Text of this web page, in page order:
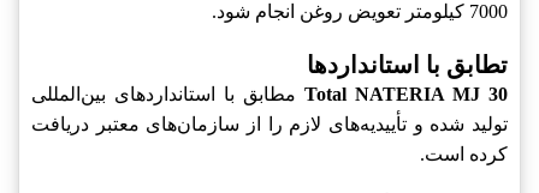
7000 کیلومتر تعویض روغن انجام شود.
تطابق با استانداردها
Total NATERIA MJ 30 مطابق با استانداردهای بین‌المللی
تولید شده و تأییدیه‌های لازم را از سازمان‌های معتبر دریافت
کرده است.